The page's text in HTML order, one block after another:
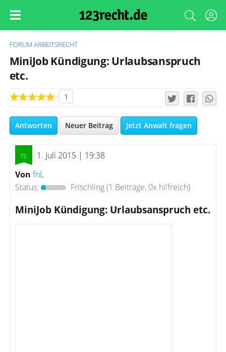
FORUM ARBEITSRECHT
MiniJob Kündigung: Urlaubsanspruch
etc.
1
Antworten Neuer Beitrag Jetzt Anwalt fragen
1. Juli 2015 | 19:38
Von fnL
Status:
Frischling(1 Beiträge, 0x hilfreich)
MiniJob Kündigung: Urlaubsanspruch etc.